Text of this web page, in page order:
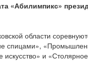
«Абилимпикс»
области
спицами»,
и